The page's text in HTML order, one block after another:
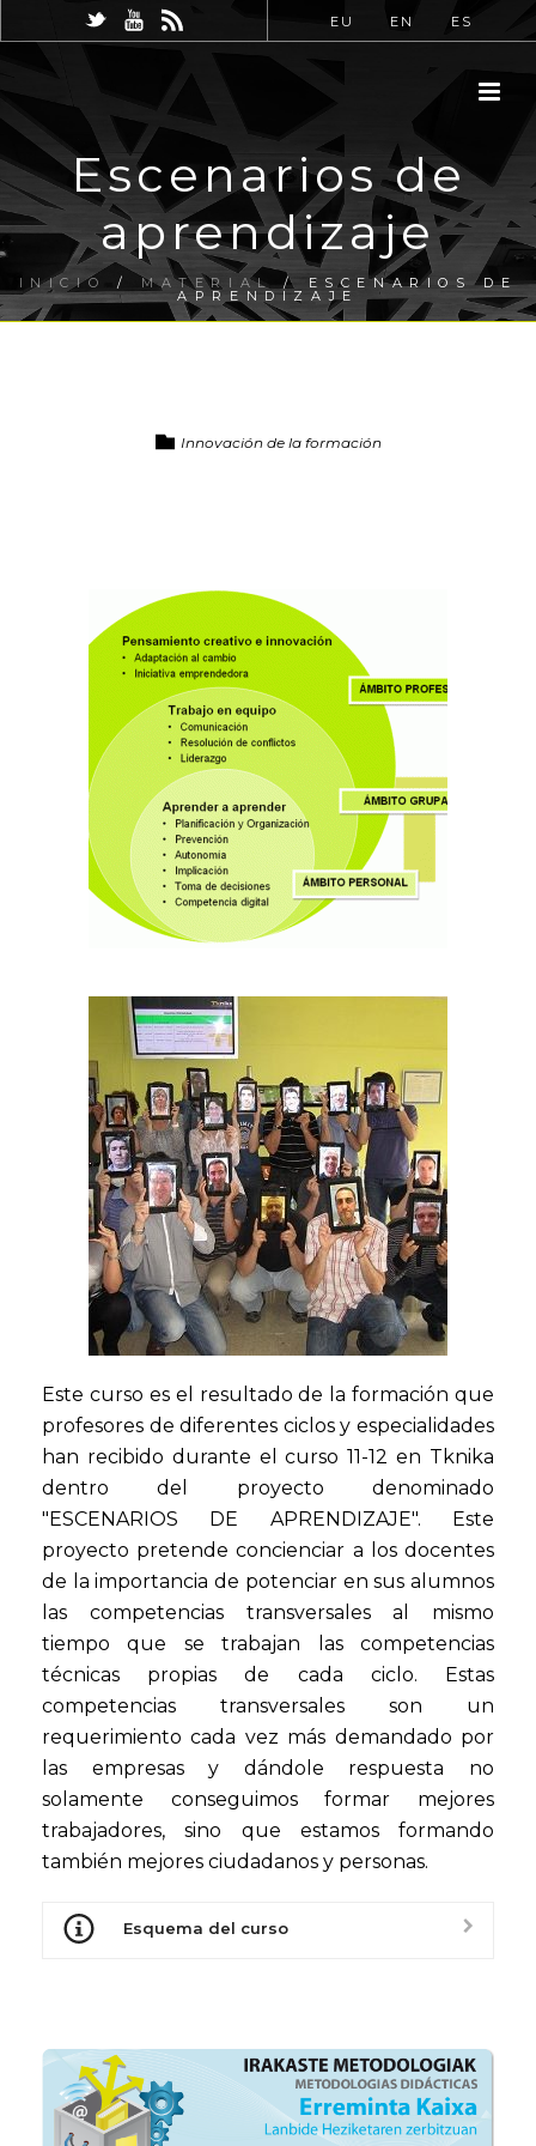
EU EN ES
Escenarios de
aprendizaje
INICIO / MATERIAL / ESCENARIOS DE
APRENDIZAJE
Innovación de la formación
Este curso es el resultado de la formación que
profesores de diferentes ciclos y especialidades
han recibido durante el curso 11-12 en Tknika
dentro del proyecto denominado
"ESCENARIOS DE APRENDIZAJE". Este
proyecto pretende concienciar a los docentes
de la importancia de potenciar en sus alumnos
las competencias transversales al mismo
tiempo que se trabajan las competencias
técnicas propias de cada ciclo. Estas
competencias transversales son un
requerimiento cada vez más demandado por
las empresas y dándole respuesta no
solamente conseguimos formar mejores
trabajadores, sino que estamos formando
también mejores ciudadanos y personas.
Esquema del curso